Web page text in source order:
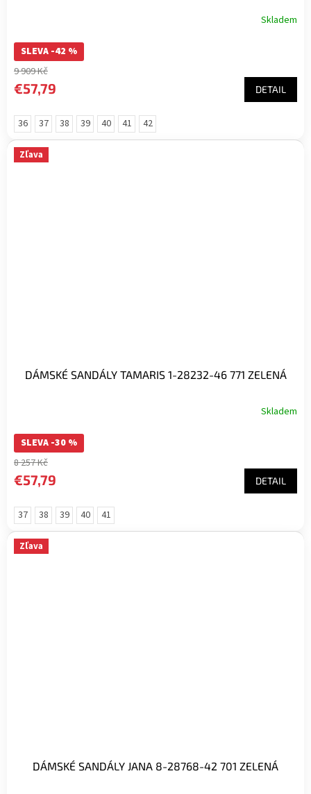
Skladem
SLEVA -42 %
9 909 Kč
€57,79 DETAIL
36 37 38 39 40 41 42
Zľava
DÁMSKÉ SANDÁLY TAMARIS 1-28232-46 771 ZELENÁ
Skladem
SLEVA -30 %
8 257 Kč
€57,79 DETAIL
37 38 39 40 41
Zľava
DÁMSKÉ SANDÁLY JANA 8-28768-42 701 ZELENÁ